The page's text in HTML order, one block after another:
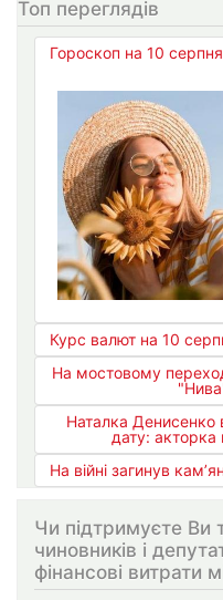
Топ переглядів
Гороскоп на 10
Курс валют на 10
На мостовому
Наталка Денисенко
дату:
На війні загинув
Чи підтримуєте Ви
чиновників і
фінансові витрати